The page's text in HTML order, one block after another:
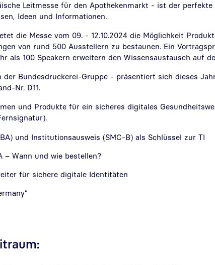
Leitmesse für den Apothekenmarkt - ist der
Ideen und Informationen.
die Messe vom 09. - 12.10.2024 die Möglichkeit
von rund 500 Ausstellern zu bestaunen. Ein
als 100 Speakern erweitern den Wissensaustausch auf
der Bundesdruckerei-Gruppe - präsentiert sich dieses
Nr. D11.
und Produkte für ein sicheres digitales
und Institutionsausweis (SMC-B) als Schlüssel zur TI
– Wann und wie bestellen?
für sichere digitale Identitäten